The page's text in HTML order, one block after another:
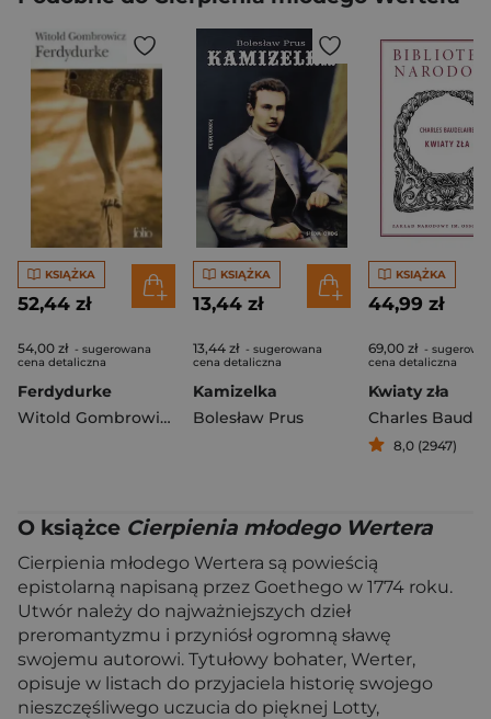
KSIĄŻKA
52,44 zł
54,00 zł - sugerowana
cena detaliczna
Ferdydurke
Witold Gombrowicz
KSIĄŻKA
13,44 zł
13,44 zł - sugerowana
cena detaliczna
Kamizelka
Bolesław Prus
KSIĄŻKA
44,99 zł
69,00 zł -
cena detaliczna
Kwiaty zła
Charles
8,0 (2947)
O książce Cierpienia młodego Wertera
Cierpienia młodego Wertera są powieścią
epistolarną napisaną przez Goethego w 1774 roku.
Utwór należy do najważniejszych dzieł
preromantyzmu i przyniósł ogromną sławę
swojemu autorowi. Tytułowy bohater, Werter,
opisuje w listach do przyjaciela historię swojego
nieszczęśliwego uczucia do pięknej Lotty,